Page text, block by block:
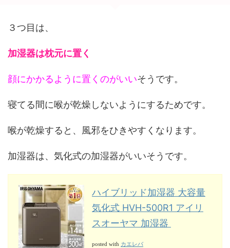
３つ目は、
加湿器は枕元に置く
顔にかかるように置くのがいいそうです。
寝てる間に喉が乾燥しないようにするためです。
喉が乾燥すると、風邪をひきやすくなります。
加湿器は、気化式の加湿器がいいそうです。
ハイブリッド加湿器 大容量
気化式 HVH-500R1 アイリ
スオーヤマ 加湿器
posted with カエレバ